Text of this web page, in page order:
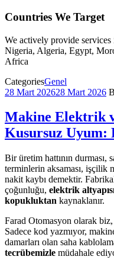
Countries We Target
We actively provide services
Nigeria, Algeria, Egypt,
Africa
CategoriesGenel
28 Mart 202628 Mart 2026
Makine Elektrik
Kusursuz Uyum:
Bir üretim hattının durması,
terminlerin aksaması, işçilik
nakit kaybı demektir.
çoğunluğu, elektrik
kopukluktan kaynaklanır.
Farad Otomasyon olarak
Sadece kod yazmıyor,
damarları olan saha
tecrübemizle müdahale